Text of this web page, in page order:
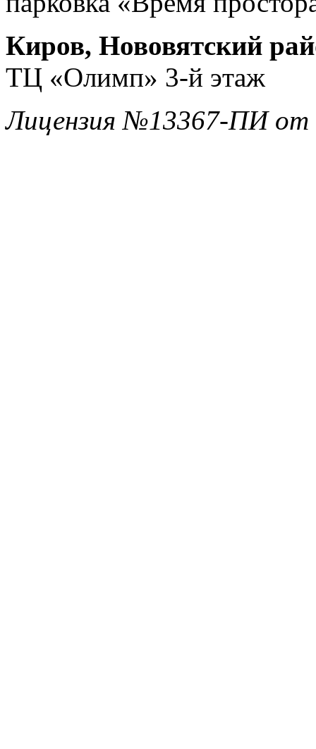
Киров, Нововятский
ТЦ «Олимп» 3-й этаж
Лицензия №13367-ПИ от